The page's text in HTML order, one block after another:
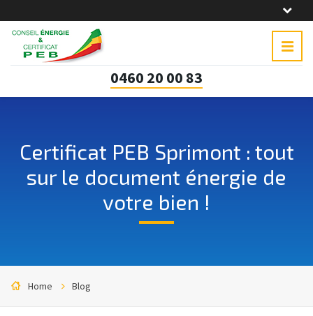
0460 20 00 83
Certificat PEB Sprimont : tout
sur le document énergie de
votre bien !
Home Blog